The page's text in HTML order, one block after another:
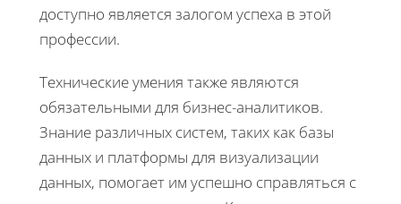
доступно является залогом успеха в этой
профессии.
Технические умения также являются
обязательными для бизнес-аналитиков.
Знание различных систем, таких как базы
данных и платформы для визуализации
данных, помогает им успешно справляться с